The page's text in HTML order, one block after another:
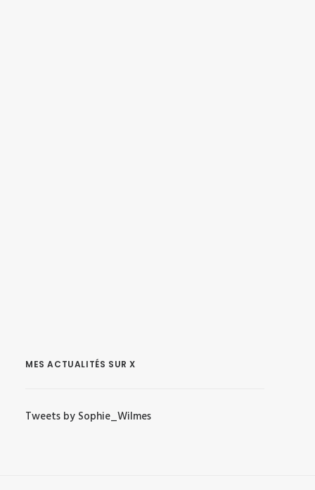
MES ACTUALITÉS SUR X
Tweets by Sophie_Wilmes